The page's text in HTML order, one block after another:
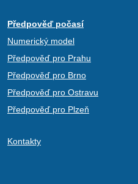
Předpověď počasí
Numerický model
Předpověď pro Prahu
Předpověď pro Brno
Předpověď pro Ostravu
Předpověď pro Plzeň
Kontakty